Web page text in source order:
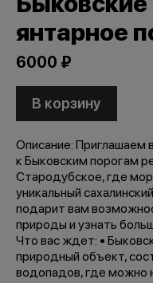
янтарное
6000 ₽
В корзину
Описание: Приглашаем
к Быковским порогам
Стародубское, где
уникальный
подарит вам
природы и узнать
Что вас ждет: •
природный объект,
водопадов, где можно